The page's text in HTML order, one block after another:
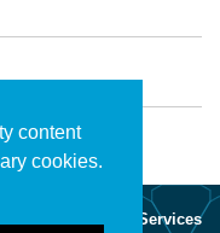
content
cookies.
Services